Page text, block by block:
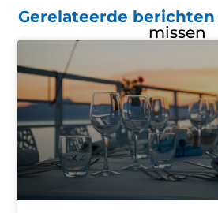
Gerelateerde berichten
missen